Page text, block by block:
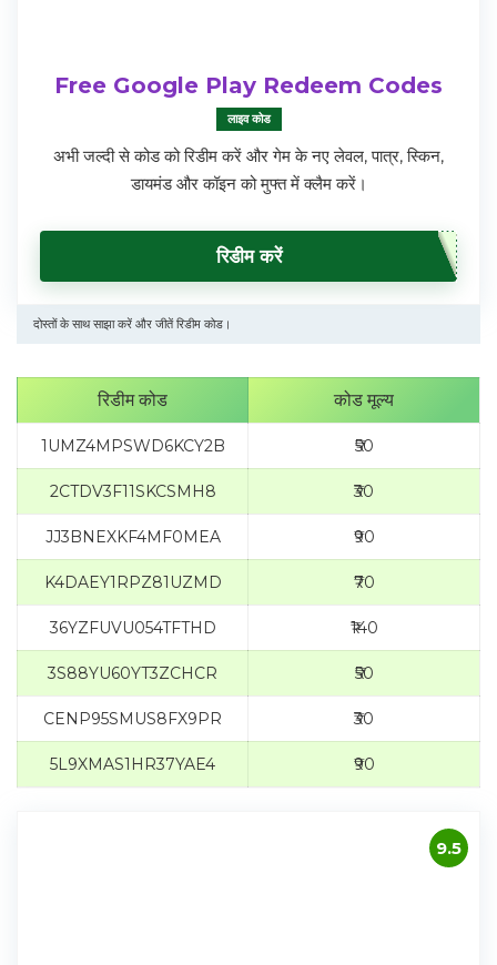
Free Google Play Redeem Codes
लाइव कोड
अभी जल्दी से कोड को रिडीम करें और गेम के नए लेवल, पात्र, स्किन,
डायमंड और कॉइन को मुफ्त में क्लैम करें।
रिडीम करें
दोस्तों के साथ साझा करें और जीतें रिडीम कोड।
रिडीम कोड कोड मूल्य
1UMZ4MPSWD6KCY2B ₹50
2CTDV3F11SKCSMH8 ₹30
JJ3BNEXKF4MF0MEA ₹90
K4DAEY1RPZ81UZMD ₹70
36YZFUVU054TFTHD ₹140
3S88YU60YT3ZCHCR ₹50
CENP95SMUS8FX9PR ₹30
5L9XMAS1HR37YAE4 ₹90
9.5